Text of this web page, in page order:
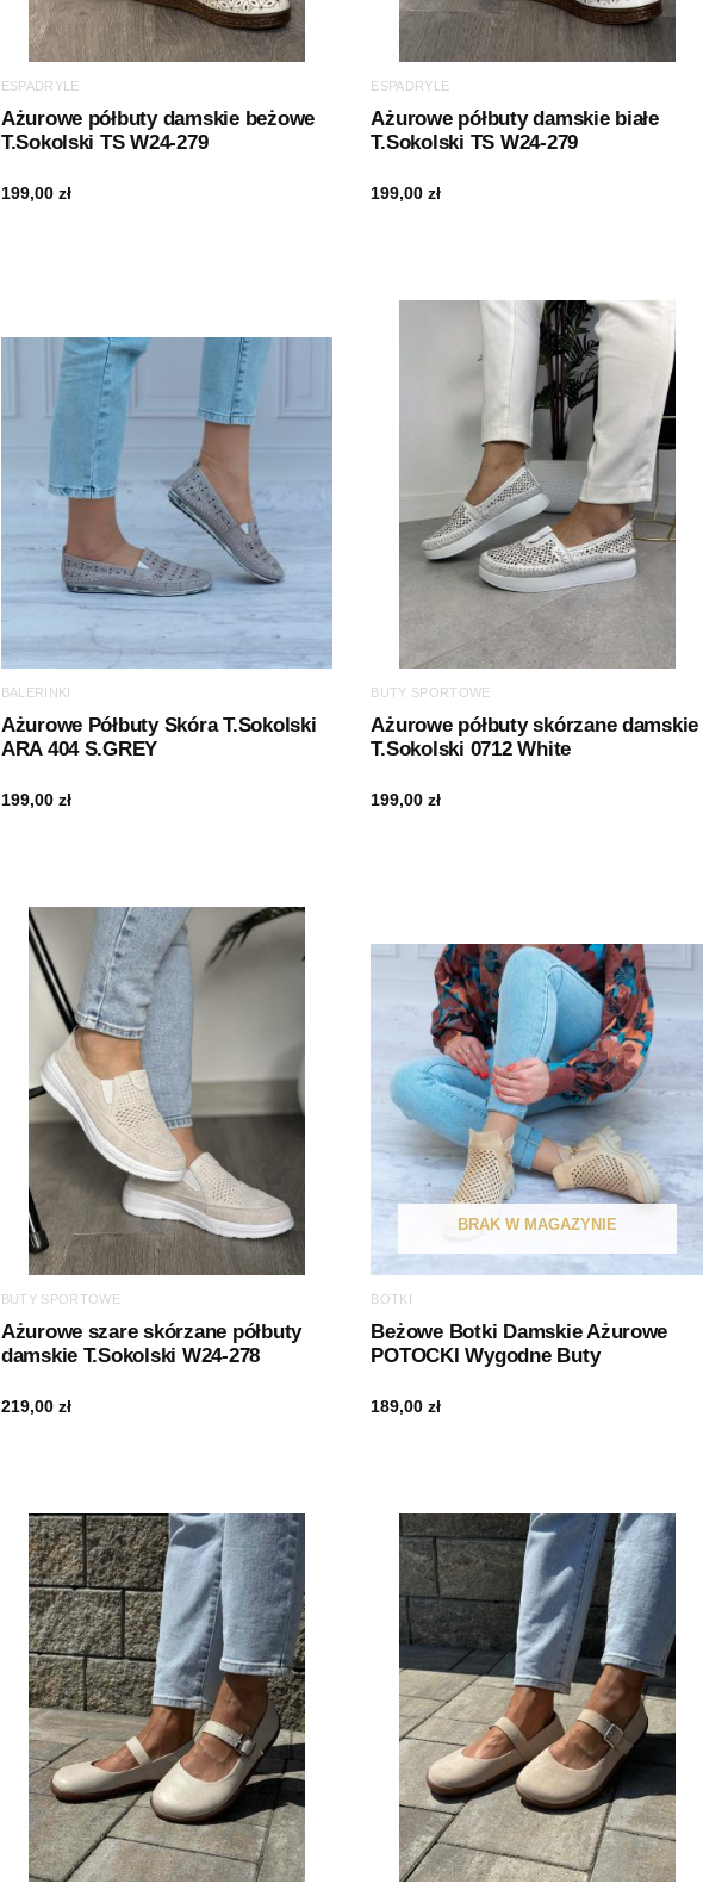
ESPADRYLE
Ażurowe półbuty damskie beżowe
T.Sokolski TS W24-279
199,00 zł
ESPADRYLE
Ażurowe półbuty damskie białe
T.Sokolski TS W24-279
199,00zł
BALERINKI
Ażurowe Półbuty Skóra T.Sokolski
ARA 404 S.GREY
199,00 zł
BUTY SPORTOWE
Ażurowe półbuty skórzane damskie
T.Sokolski 0712 White
199,00zł
BUTY SPORTOWE
Ażurowe szare skórzane półbuty
damskie T.Sokolski W24-278
219,00 zł
BRAK W MAGAZYNIE
BOTKI
Beżowe Botki Damskie Ażurowe
POTOCKI Wygodne Buty
189,00zł